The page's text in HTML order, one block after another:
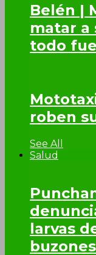
Belén |
matar a
todo
roben
See All
Salud
larvas